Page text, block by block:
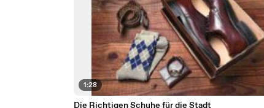
1:28
Die Richtigen Schuhe für die Stadt